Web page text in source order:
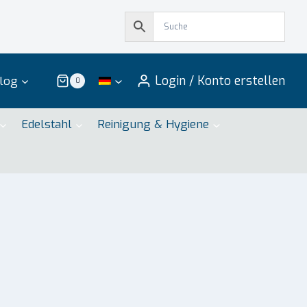
0 Login / Konto erstellen
Edelstahl Reinigung & Hygiene